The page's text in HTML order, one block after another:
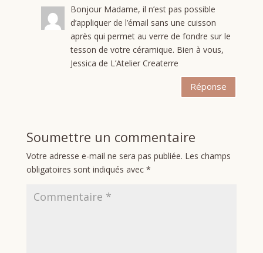
Bonjour Madame, il n’est pas possible
d’appliquer de l’émail sans une cuisson
après qui permet au verre de fondre sur le
tesson de votre céramique. Bien à vous,
Jessica de L’Atelier Createrre
Réponse
Soumettre un commentaire
Votre adresse e-mail ne sera pas publiée. Les champs
obligatoires sont indiqués avec *